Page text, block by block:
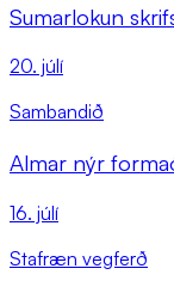
Sumarlokun
20. júlí
Sambandið
Almar nýr
16. júlí
Stafræn vegferð